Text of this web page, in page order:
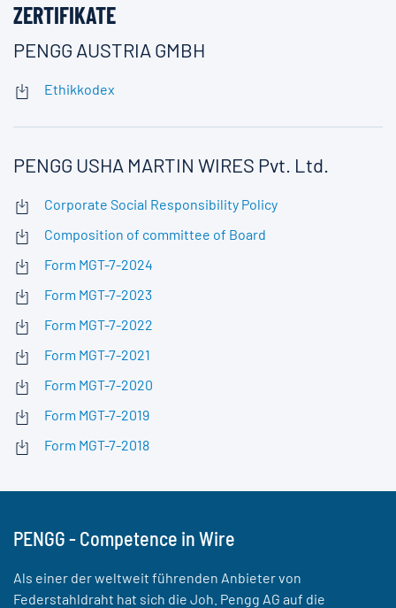
ZERTIFIKATE
PENGG AUSTRIA GMBH
Ethikkodex
PENGG USHA MARTIN WIRES Pvt. Ltd.
Corporate Social Responsibility Policy
Composition of committee of Board
Form MGT-7-2024
Form MGT-7-2023
Form MGT-7-2022
Form MGT-7-2021
Form MGT-7-2020
Form MGT-7-2019
Form MGT-7-2018
PENGG - Competence in Wire
Als einer der weltweit führenden Anbieter von
Federstahldraht hat sich die Joh. Pengg AG auf die